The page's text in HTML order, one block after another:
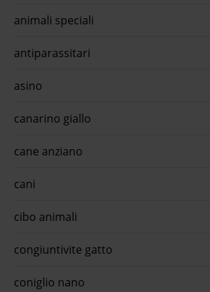
animali speciali
antiparassitari
asino
canarino giallo
cane anziano
cani
cibo animali
congiuntivite gatto
coniglio nano